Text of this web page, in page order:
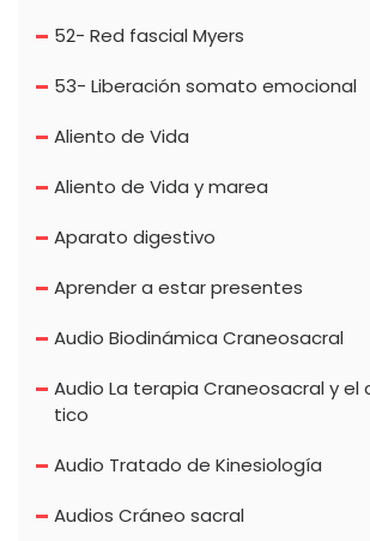
52- Red fascial Myers
53- Liberación somato emocional
Aliento de Vida
Aliento de Vida y marea
Aparato digestivo
Aprender a estar presentes
Audio Biodinámica Craneosacral
Audio La terapia Craneosacral y el
tico
Audio Tratado de Kinesiología
Audios Cráneo sacral